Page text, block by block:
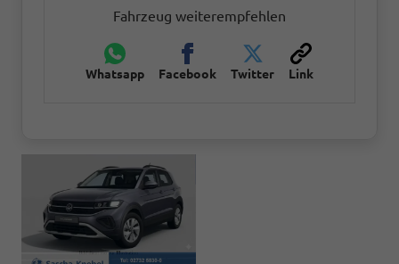
Fahrzeug weiterempfehlen
Whatsapp Facebook Twitter Link